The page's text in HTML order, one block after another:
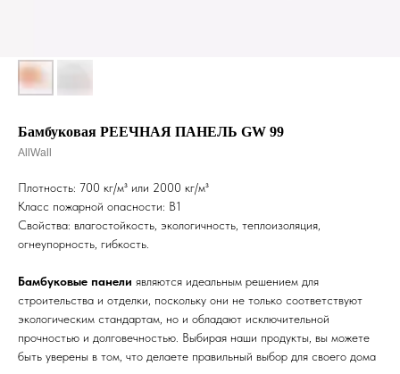
Бамбуковая РЕЕЧНАЯ ПАНЕЛЬ GW 99
AllWall
Плотность: 700 кг/м³ или 2000 кг/м³
Класс пожарной опасности: B1
Свойства: влагостойкость, экологичность, теплоизоляция,
огнеупорность, гибкость.
Бамбуковые панели являются идеальным решением для
строительства и отделки, поскольку они не только соответствуют
экологическим стандартам, но и обладают исключительной
прочностью и долговечностью. Выбирая наши продукты, вы можете
быть уверены в том, что делаете правильный выбор для своего дома